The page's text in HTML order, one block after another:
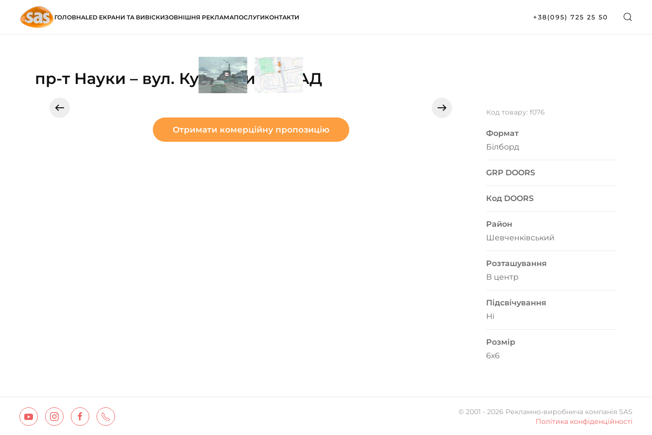
Skip to main content
ГОЛОВНАLED ЕКРАНИ ТА ВИВІСКИЗОВНІШНЯ РЕКЛАМАПОСЛУГИКОНТАКТИ +38(095) 725 25 50
пр-т Науки – вул. Культури ФАСАД
Отримати комерційну пропозицію
Код товару: f076
Формат
Білборд
GRP DOORS
Код DOORS
Район
Шевченківський
Розташування
В центр
Підсвічування
Ні
Розмір
6х6
© 2001 - 2026 Рекламно-виробнича компанія SAS
Політика конфіденційності